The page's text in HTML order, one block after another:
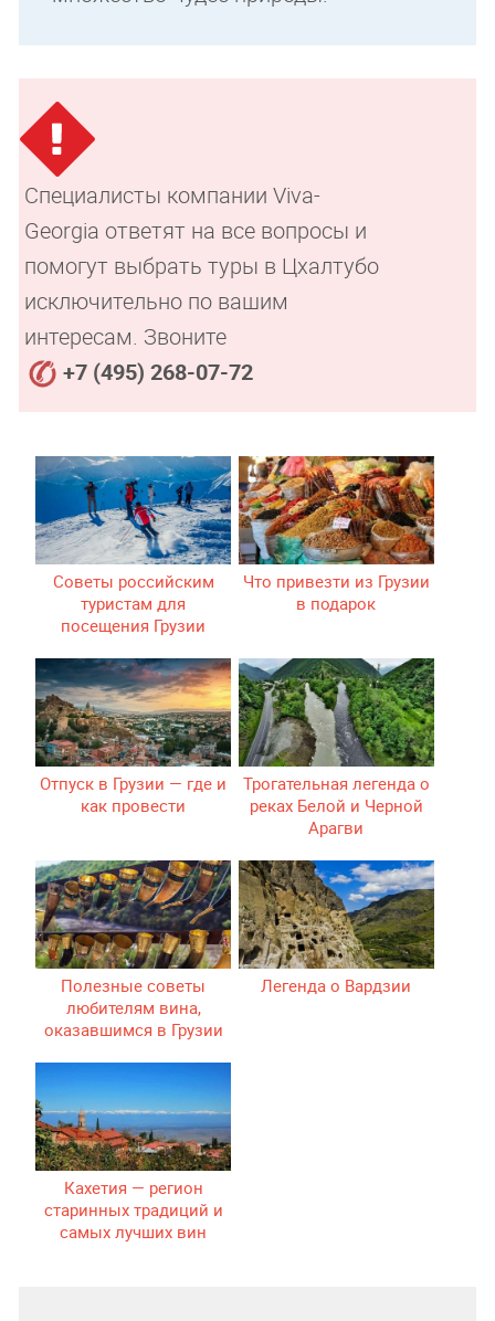
Специалисты компании Viva-
Georgia ответят на все вопросы и
помогут выбрать туры в Цхалтубо
исключительно по вашим
интересам. Звоните
+7 (495) 268-07-72
Советы российским
туристам для
посещения Грузии
Что привезти из Грузии
в подарок
Отпуск в Грузии — где и
как провести
Трогательная легенда о
реках Белой и Черной
Арагви
Полезные советы
любителям вина,
оказавшимся в Грузии
Легенда о Вардзии
Кахетия — регион
старинных традиций и
самых лучших вин